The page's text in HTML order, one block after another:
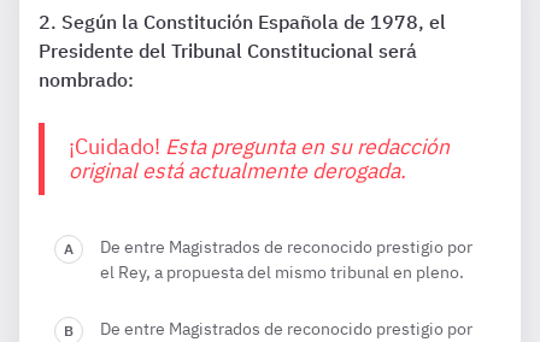
Según la Constitución Española de 1978, el
Presidente del Tribunal Constitucional será
nombrado:
¡Cuidado! Esta pregunta en su redacción
original está actualmente derogada.
De entre Magistrados de reconocido prestigio por
el Rey, a propuesta del mismo tribunal en pleno.
De entre Magistrados de reconocido prestigio por